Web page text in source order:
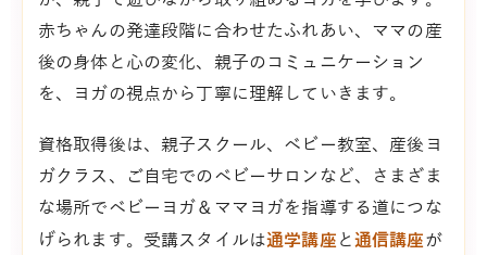
赤ちゃんの発達段階に合わせたふれあい、ママの産
後の身体と心の変化、親子のコミュニケーション
を、ヨガの視点から丁寧に理解していきます。
資格取得後は、親子スクール、ベビー教室、産後ヨ
ガクラス、ご自宅でのベビーサロンなど、さまざま
な場所でベビーヨガ＆ママヨガを指導する道につな
げられます。受講スタイルは通学講座 と通信講座が